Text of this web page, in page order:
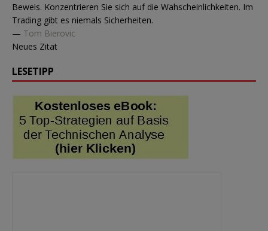
Beweis. Konzentrieren Sie sich auf die Wahscheinlichkeiten. Im
Trading gibt es niemals Sicherheiten.
— Tom Bierovic
Neues Zitat
LESETIPP